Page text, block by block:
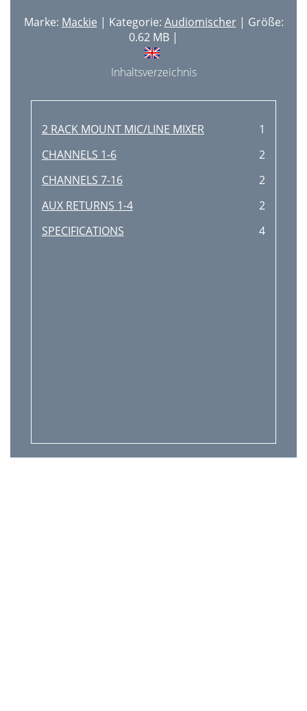
Marke: Mackie | Kategorie: Audiomischer| Größe:
0.62 MB |
Inhaltsverzeichnis
2 RACK MOUNT MIC/LINE MIXER
1
CHANNELS 1-6
2
CHANNELS 7-16
2
AUX RETURNS 1-4
2
SPECIFICATIONS
4